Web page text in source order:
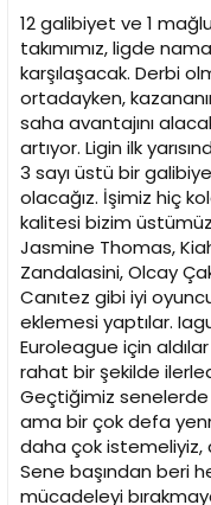
12 galibiyet ve 1
takımımız, ligde
karşılaşacak. Derbi
ortadayken,
saha avantajını
artıyor. Ligin ilk
3 sayı üstü bir
olacağız. İşimiz hiç
kalitesi bizim
Jasmine Thomas,
Zandalasini, Olcay
Canıtez gibi iyi
eklemesi yaptılar.
Euroleague için
rahat bir şekilde
Geçtiğimiz
ama bir çok defa
daha çok
Sene başından beri
mücadeleyi